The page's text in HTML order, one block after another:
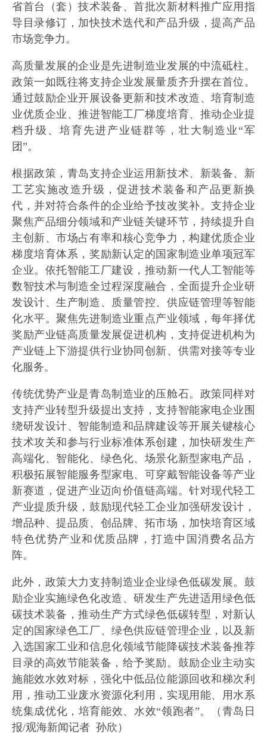
省首台（套）技术装备、首批次新材料推广应用指
导目录修订，加快技术迭代和产品升级，提高产品
市场竞争力。
高质量发展的企业是先进制造业发展的中流砥柱。
政策一如既往将支持企业发展量质齐升摆在首位。
通过鼓励企业开展设备更新和技术改造、培育制造
业优质企业、推进智能工厂梯度培育、推动企业提
档升级、培育先进产业链群等，壮大制造业“军
团”。
根据政策，青岛支持企业运用新技术、新装备、新
工艺实施改造升级，促进技术装备和产品更新换
代，并对符合条件的企业给予技改奖补。支持企业
聚焦产品细分领域和产业链关键环节，持续提升自
主创新、市场占有率和核心竞争力，构建优质企业
梯度培育体系，奖励新认定的国家制造业单项冠军
企业。依托智能工厂建设，推动新一代人工智能等
数智技术与制造全过程深度融合，全面提升企业研
发设计、生产制造、质量管控、供应链管理等智能
化水平。聚焦先进制造业重点产业领域，每年择优
奖励产业链高质量发展促进机构，支持促进机构为
产业链上下游提供行业协同创新、供需对接等专业
化服务。
传统优势产业是青岛制造业的压舱石。政策同样对
支持产业转型升级提出支持，支持智能家电企业围
绕研发设计、智能制造和品牌建设等开展关键核心
技术攻关和参与行业标准体系创建，加快研发生产
高端化、智能化、绿色化、场景化新型家电产品，
积极拓展智能服务型家电、可穿戴智能设备等产业
新赛道，促进产业迈向价值链高端。针对现代轻工
产业提质升级，鼓励现代轻工企业加强研发设计，
增品种、提品质、创品牌、拓市场，加快培育区域
特色优势产业和优质品牌，打造中国消费名品方
阵。
此外，政策大力支持制造业企业绿色低碳发展。鼓
励企业实施绿色化改造、研发生产先进适用绿色低
碳技术装备，推动生产方式绿色低碳转型，对新认
定的国家绿色工厂、绿色供应链管理企业，以及新
入选国家工业和信息化领域节能降碳技术装备推荐
目录的高效节能装备，给予奖励。鼓励企业主动实
施能效水效对标，强化中低品位能源回收和梯次利
用，推动工业废水资源化利用，实现用能、用水系
统集成优化，培育能效、水效“领跑者”。（青岛日
报/观海新闻记者 孙欣）